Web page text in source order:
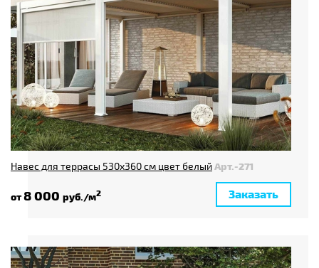
от до руб.
Навес для террасы 530x360 см цвет белыйАрт.-271
от8 000 руб./м2 Заказать